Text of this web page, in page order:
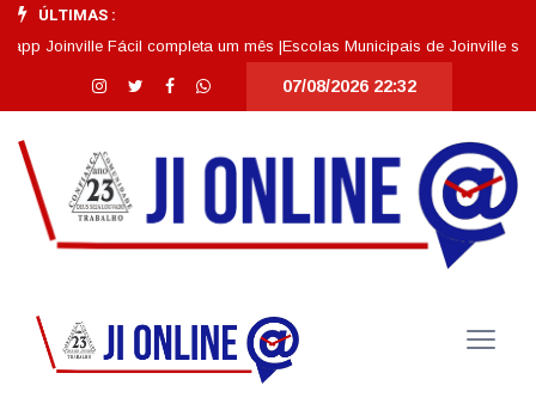
ÚLTIMAS :
Joinville Fácil completa um mês |Escolas Municipais de Joinville se
07/08/2026 22:32